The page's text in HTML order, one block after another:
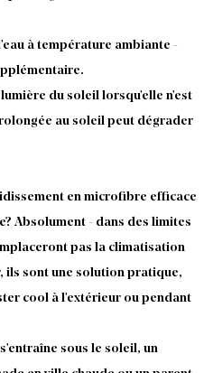
à température ambiante -
du soleil lorsqu'elle n'est
au soleil peut dégrader
en microfibre efficace
Absolument - dans des limites
pas la climatisation
ils sont une solution pratique,
cool à l'extérieur ou pendant
sous le soleil, un